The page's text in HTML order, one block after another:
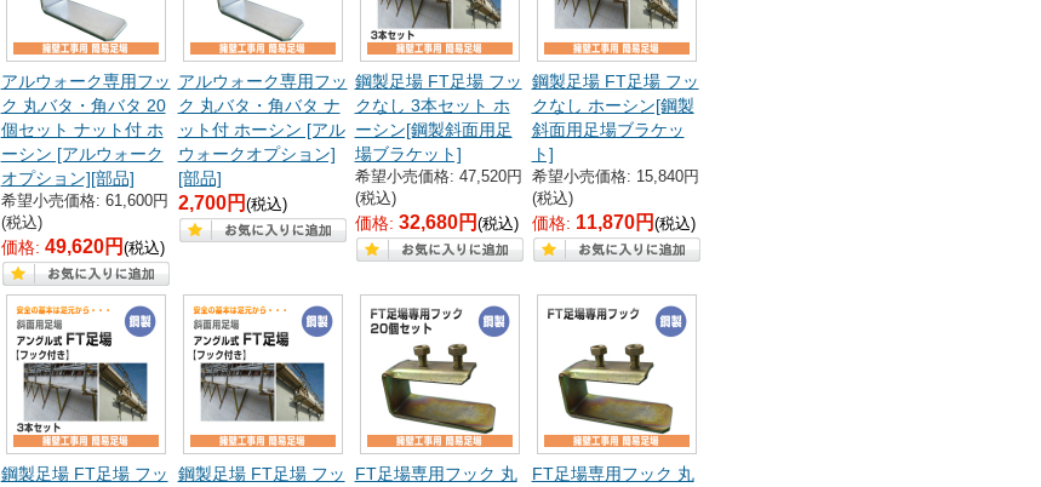
アルウォーク専用フッ
ク 丸バタ・角バタ 20
個セット ナット付 ホ
ーシン [アルウォーク
オプション][部品]
希望小売価格: 61,600円
(税込)
価格: 49,620円 (税込)
アルウォーク専用フッ
ク 丸バタ・角バタ ナ
ット付 ホーシン [アル
ウォークオプション]
[部品]
2,700円 (税込)
鋼製足場 FT足場 フッ
クなし 3本セット ホ
ーシン[鋼製斜面用足
場ブラケット]
希望小売価格: 47,520円
(税込)
価格: 32,680円 (税込)
鋼製足場 FT足場 フッ
クなし ホーシン[鋼製
斜面用足場ブラケッ
ト]
希望小売価格: 15,840円
(税込)
価格: 11,870円 (税込)
鋼製足場 FT足場 フッ
鋼製足場 FT足場 フッ
FT足場専用フック 丸
FT足場専用フック 丸